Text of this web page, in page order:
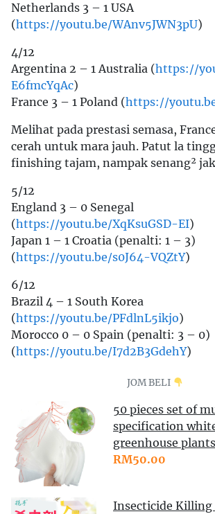
Netherlands 3 – 1 USA
(https://youtu.be/WAnv5JWN3pU)
4/12
Argentina 2 – 1 Australia (https://
E6fmcYqAc)
France 3 – 1 Poland (https://
Melihat pada prestasi semasa,
cerah untuk mara jauh. Patut la
finishing tajam, nampak senang²
5/12
England 3 – 0 Senegal
(https://youtu.be/XqKsuGSD-EI)
Japan 1 – 1 Croatia (penalti: 1 – 3)
(https://youtu.be/s0J64-VQZtY)
6/12
Brazil 4 – 1 South Korea
(https://youtu.be/PFdlnL5ikjo)
Morocco 0 – 0 Spain (penalti: 3 – 0)
(https://youtu.be/I7d2B3GdehY)
JOM BELI
50 pieces set of
specification
greenhouse
protection
RM50.00
Insecticide Killing